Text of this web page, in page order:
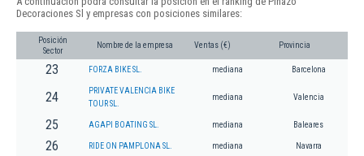
Decoraciones Sl y empresas con posiciones similares:
Posición
Sector
Nombre de la empresa Ventas (€) Provincia
23 FORZA BIKE SL. mediana Barcelona
24
PRIVATE VALENCIA BIKE
TOUR SL.
mediana Valencia
25 AGAPI BOATING SL. mediana Baleares
26 RIDE ON PAMPLONA SL. mediana Navarra